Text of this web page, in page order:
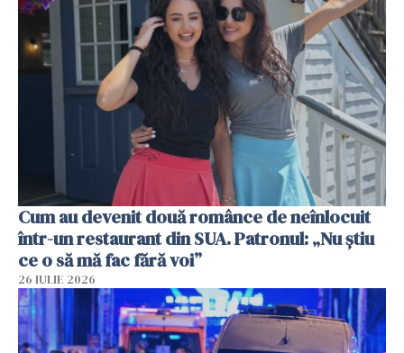
Cum au devenit două românce de neînlocuit
într-un restaurant din SUA. Patronul: „Nu știu
ce o să mă fac fără voi”
26 IULIE 2026